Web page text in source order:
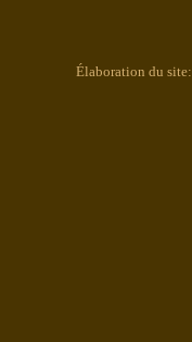
Élaboration du site: